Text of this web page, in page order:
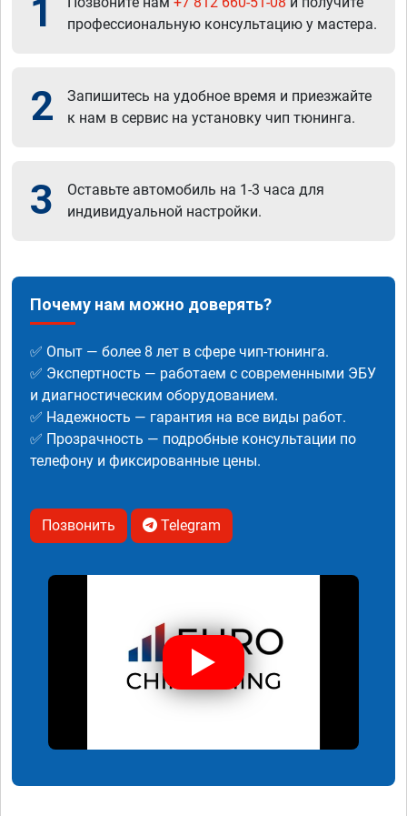
1
профессиональную консультацию у мастера.
2
Запишитесь на удобное время и приезжайте
к нам в сервис на установку чип тюнинга.
3
Оставьте автомобиль на 1-3 часа для
индивидуальной настройки.
Почему нам можно доверять?
✅ Опыт — более 8 лет в сфере чип-тюнинга.
✅ Экспертность — работаем с современными ЭБУ
и диагностическим оборудованием.
✅ Надежность — гарантия на все виды работ.
✅ Прозрачность — подробные консультации по
телефону и фиксированные цены.
Позвонить Telegram